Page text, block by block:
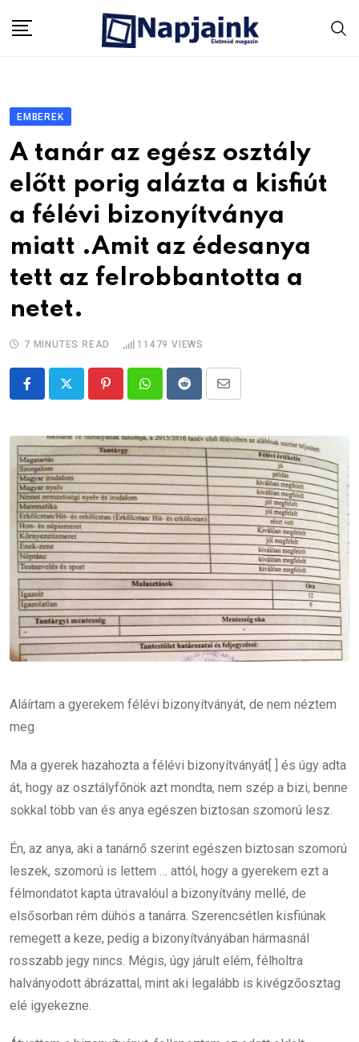
EMBEREK
A tanár az egész osztály
előtt porig alázta a kisfiút
a félévi bizonyítványa
miatt .Amit az édesanya
tett az felrobbantotta a
netet.
7 MINUTES READ 11479 VIEWS
PinterestWhatsappRedditShare
Email
Aláírtam a gyerekem félévi bizonyítványát, de nem néztem
meg
Ma a gyerek hazahozta a félévi bizonyítványát[ ] és úgy adta
át, hogy az osztályfőnök azt mondta, nem szép a bizi, benne
sokkal több van és anya egészen biztosan szomorú lesz.
Én, az anya, aki a tanárnő szerint egészen biztosan szomorú
leszek, szomorú is lettem … attól, hogy a gyerekem ezt a
félmondatot kapta útravalóul a bizonyítvány mellé, de
elsősorban rém dühös a tanárra. Szerencsétlen kisfiúnak
remegett a keze, pedig a bizonyítványában hármasnál
rosszabb jegy nincs. Mégis, úgy járult elém, félholtra
halványodott ábrázattal, mint aki legalább is kivégzőosztag
elé igyekezne.